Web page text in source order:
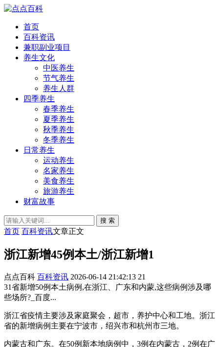
首页
百科资讯
兼职副业项目
养生文化
中医养生
节气养生
养生人群
四季养生
春季养生
夏季养生
秋季养生
冬季养生
日常养生
运动养生
名家养生
美食养生
旅游养生
财富故事
搜 索
首页 百科资讯文章正文
浙江新增45例本土/浙江新增1
点点百科 百科资讯 2026-06-14 21:42:13 21
31省新增50例本土病例,在浙江、广东和内蒙,这些病例涉及哪
些场所?_百度...
浙江省疫情主要涉及家庭聚会，超市，养护中心和工地。浙江
省的新增病例主要在宁波市，绍兴市和杭州市三地。
内蒙古和广东。在50例新本地病例中，3例在内蒙古，2例在广